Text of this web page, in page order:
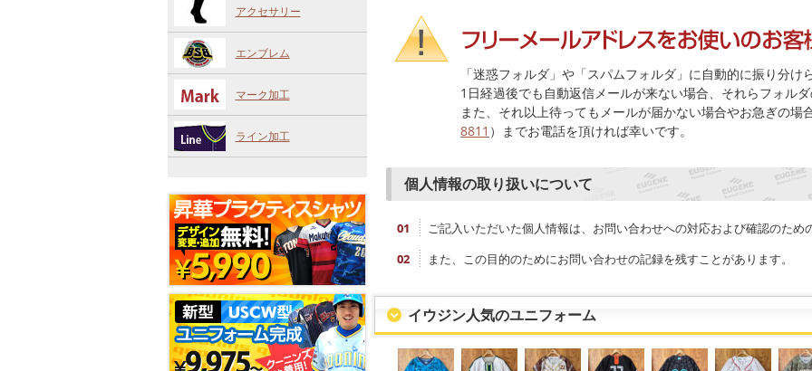
「迷惑フォルダ」や「スパムフォルダ」に自動的に振り分け
1日経過後でも自動返信メールが来ない場合、それらフォルダ
また、それ以上待ってもメールが届かない場合やお急ぎの場
8811 ）までお電話を頂ければ幸いです。
個人情報の取り扱いについて
ご記入いただいた個人情報は、お問い合わせへの対応および確認のため
また、この目的のためにお問い合わせの記録を残すことがあります。
イウジン人気のユニフォーム
アクセサリー
エンブレム
マーク加工
ライン加工